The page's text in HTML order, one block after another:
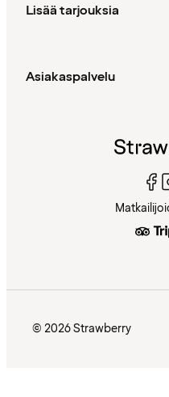
Lisää tarjouksia
Asiakaspalvelu
© 2026 Strawberry